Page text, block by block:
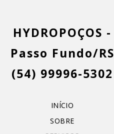
HYDROPOÇOS -
Passo Fundo/RS
(54) 99996-5302
INÍCIO
SOBRE